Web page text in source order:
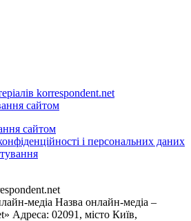
korrespondent.net
сайтом
сайтом
і персональних даних
медіа Назва онлайн-медіа –
Адреса: 02091, місто Київ,